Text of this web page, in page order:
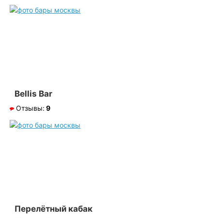
Bellis Bar
Отзывы: 9
Перелётный кабак